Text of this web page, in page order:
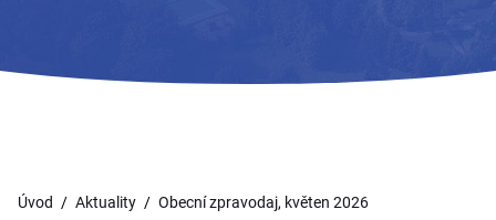
PRO TURISTY
Úvod Aktuality Obecní zpravodaj, květen 2026